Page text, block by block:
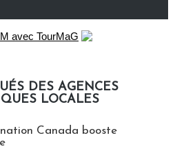
DES AGENCES
LOCALES
Canada booste